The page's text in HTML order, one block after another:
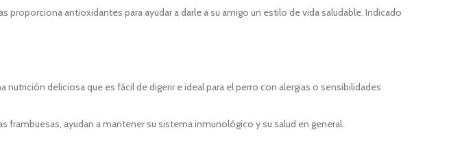
antioxidantes para ayudar a darle a su amigo un estilo de vida saludable. Indicado
deliciosa que es fácil de digerir e ideal para el perro con alergias o sensibilidades
ayudan a mantener su sistema inmunológico y su salud en general.